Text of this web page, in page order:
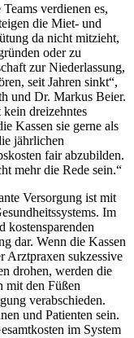
verdienen es,
die Miet- und
da nicht mitzieht,
oder zu
zur Niederlassung,
seit Jahren sinkt“,
und Dr. Markus Beier.
dreizehntes
Kassen sie gerne als
jährlichen
fair abzubilden.
mehr die Rede sein.“
Versorgung ist mit
Im
kostensparenden
dar. Wenn die Kassen
Arztpraxen sukzessive
drohen, werden die
mit den Füßen
verabschieden.
und Patienten sein.
im System